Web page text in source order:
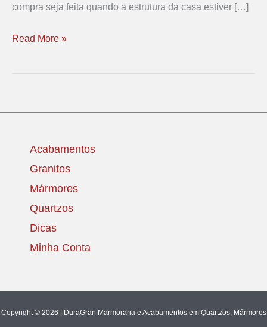
compra seja feita quando a estrutura da casa estiver […]
Read More »
Acabamentos
Granitos
Mármores
Quartzos
Dicas
Minha Conta
Copyright © 2026 | DuraGran Marmoraria e Acabamentos em Quartzos, Mármores